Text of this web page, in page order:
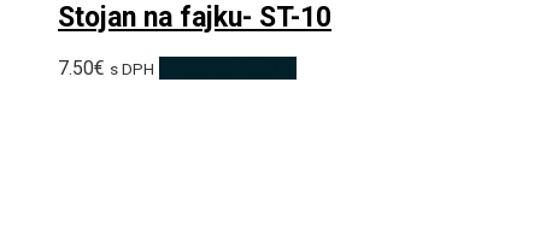
Stojan na fajku- ST-10
7.50€ s DPH